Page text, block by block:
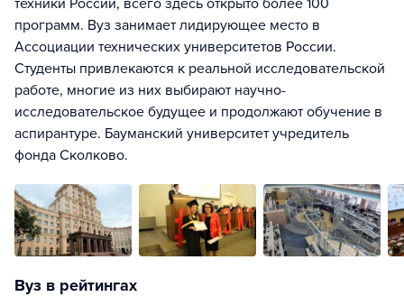
техники России, всего здесь открыто более 100
программ. Вуз занимает лидирующее место в
Ассоциации технических университетов России.
Студенты привлекаются к реальной исследовательской
работе, многие из них выбирают научно-
исследовательское будущее и продолжают обучение в
аспирантуре. Бауманский университет учредитель
фонда Сколково.
Вуз в рейтингах